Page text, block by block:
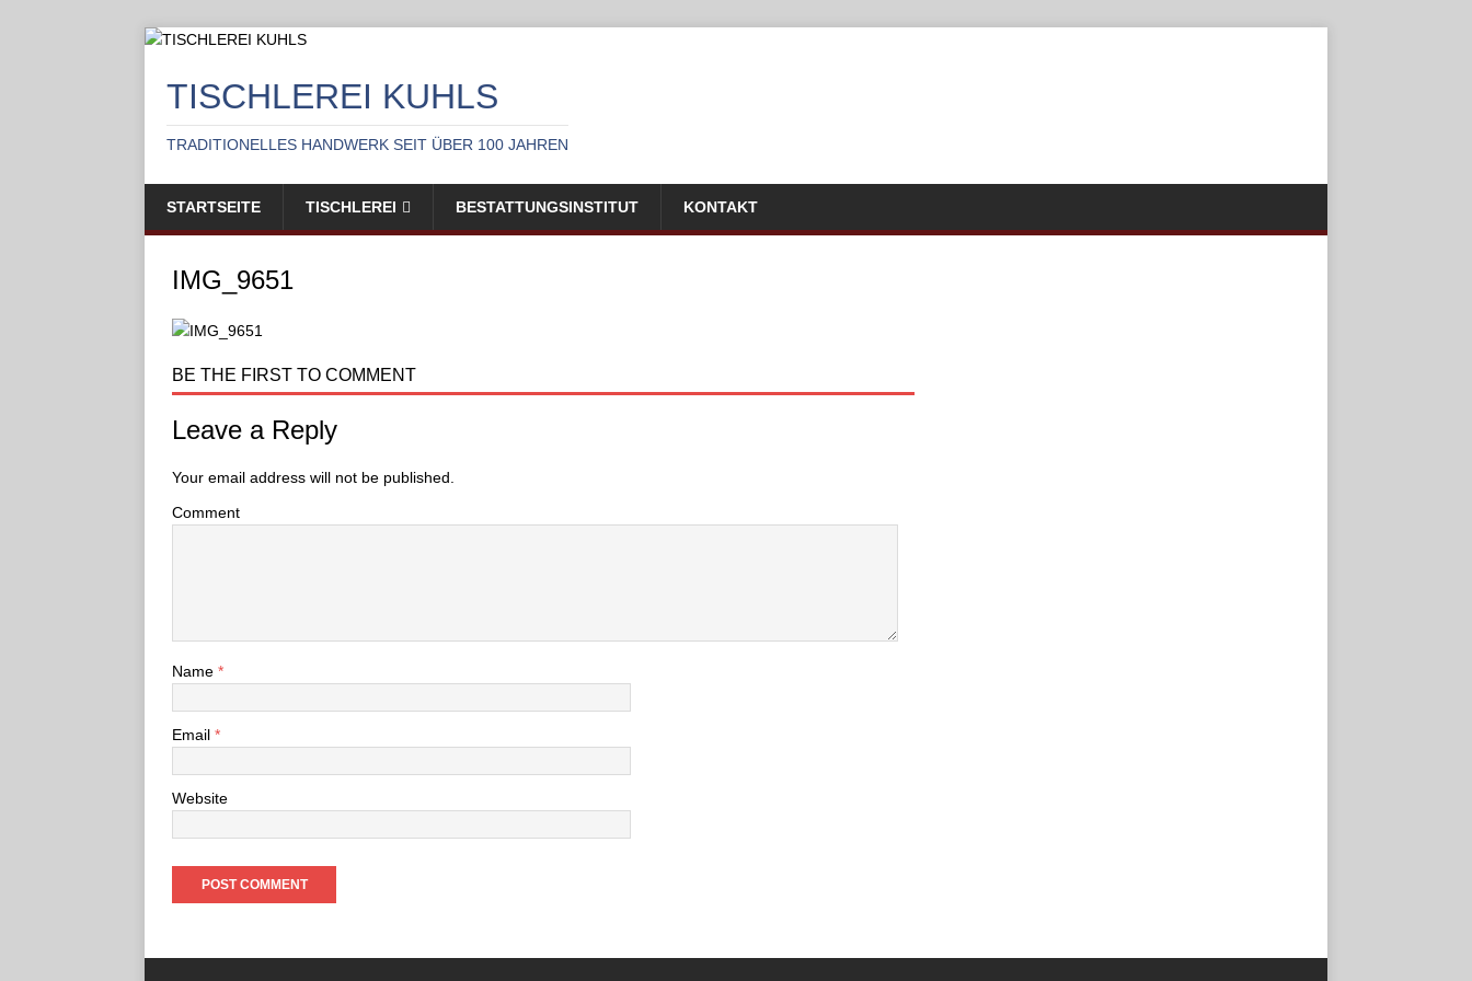
TISCHLEREI KUHLS
TRADITIONELLES HANDWERK SEIT ÜBER 100 JAHREN
STARTSEITE TISCHLEREI BESTATTUNGSINSTITUT KONTAKT
IMG_9651
BE THE FIRST TO COMMENT
Leave a Reply
Your email address will not be published.
Comment
Name *
Email *
Website